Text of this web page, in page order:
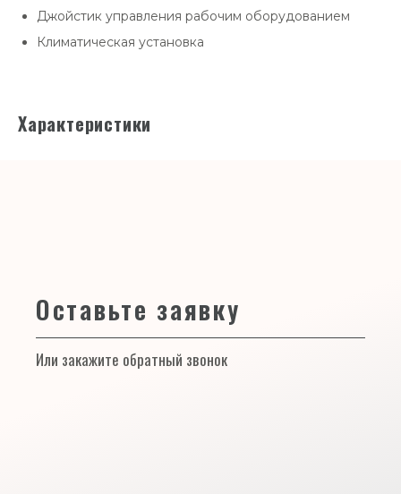
Джойстик управления рабочим оборудованием
Климатическая установка
Характеристики
Оставьте заявку
Или закажите обратный звонок